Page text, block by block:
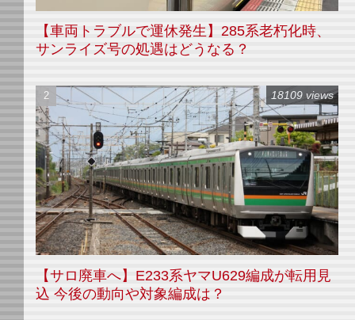
【車両トラブルで運休発生】285系老朽化時、
サンライズ号の処遇はどうなる？
【サロ廃車へ】E233系ヤマU629編成が転用見
込 今後の動向や対象編成は？
18109 views